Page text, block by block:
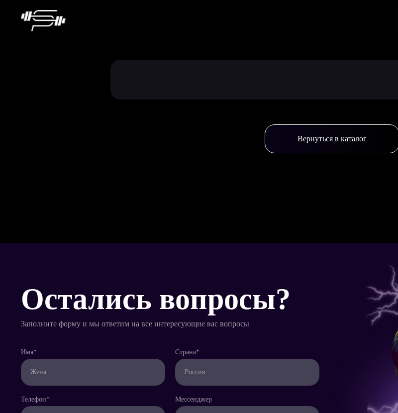
Вернуться в каталог
Остались вопросы?
Заполните форму и мы ответим на все интересующие вас вопросы
Имя* Страна*
Телефон* Мессенджер